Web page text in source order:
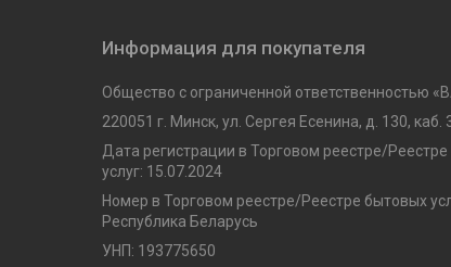
Информация для покупателя
Общество с ограниченной ответственностью
220051 г. Минск, ул. Сергея Есенина, д. 130, каб.
Дата регистрации в Торговом реестре/
услуг: 15.07.2024
Номер в Торговом реестре/Реестре бытовых
Республика Беларусь
УНП: 193775650